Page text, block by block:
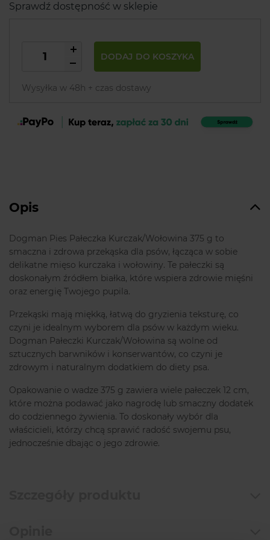
Sprawdź dostępność w sklepie
DODAJ DO KOSZYKA
Wysyłka w 48h + czas dostawy
Opis
Dogman Pies Pałeczka Kurczak/Wołowina 375 g to
smaczna i zdrowa przekąska dla psów, łącząca w sobie
delikatne mięso kurczaka i wołowiny. Te pałeczki są
doskonałym źródłem białka, które wspiera zdrowie mięśni
oraz energię Twojego pupila.
Przekąski mają miękką, łatwą do gryzienia teksturę, co
czyni je idealnym wyborem dla psów w każdym wieku.
Dogman Pałeczki Kurczak/Wołowina są wolne od
sztucznych barwników i konserwantów, co czyni je
zdrowym i naturalnym dodatkiem do diety psa.
Opakowanie o wadze 375 g zawiera wiele pałeczek 12 cm,
które można podawać jako nagrodę lub smaczny dodatek
do codziennego żywienia. To doskonały wybór dla
właścicieli, którzy chcą sprawić radość swojemu psu,
jednocześnie dbając o jego zdrowie.